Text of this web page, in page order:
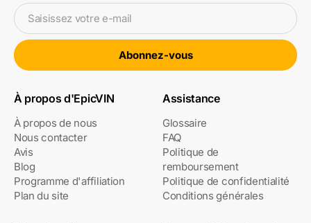
Saisissez votre e-mail
Abonnez-vous
À propos d'EpicVIN
À propos de nous
Nous contacter
Avis
Blog
Programme d'affiliation
Plan du site
Assistance
Glossaire
FAQ
Politique de
remboursement
Politique de confidentialité
Conditions générales